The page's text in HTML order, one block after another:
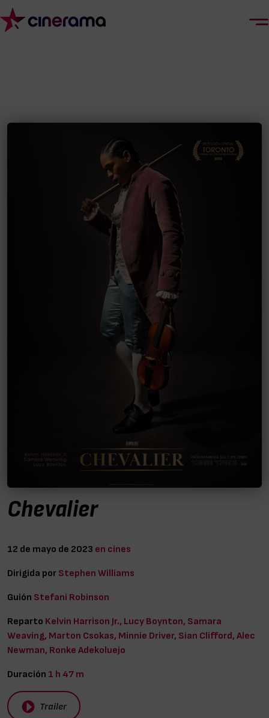
Chevalier
12 de mayo de 2023 en cines
Dirigida por Stephen Williams
Guión Stefani Robinson
Reparto Kelvin Harrison Jr., Lucy Boynton, Samara
Weaving, Marton Csokas, Minnie Driver, Sian Clifford, Alec
Newman, Ronke Adekoluejo
Duración 1 h 47 m
Trailer